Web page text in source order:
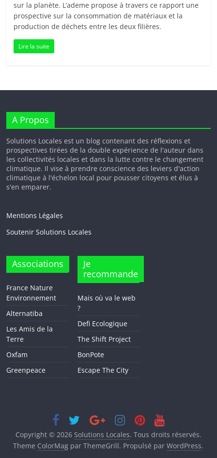
sur la planète. L’ademe propose à travers ce rapport une
prospective sur la consommation de matériaux et la
production de déchets entre les deux filières.
Lire la suite
A Propos
Solutions Locales est un blog contenant des réflexions et
prospectives tirées de la double expérience de l'auteur dans
les collectivités locales et dans la lutte contre le changement
climatique. Il vise à prendre conscience des leviers d'action
climatique à l'échelon local pour pousser citoyens et élus à
s'en emparer.
Mentions Légales
Soutenir Solutions Locales
Associations
France Nature
Environnement
Alternatiba
Les Amis de la
Terre
Oxfam
Greenpeace
Je
recommande
Mais où va le web
?
Defi Ecologique
The Shift Project
BonPote
Escape The City
Copyright © 2026 Solutions Locales. Tous droits réservés.
Theme ColorMag par ThemeGrill. Propulsé parWordPress.